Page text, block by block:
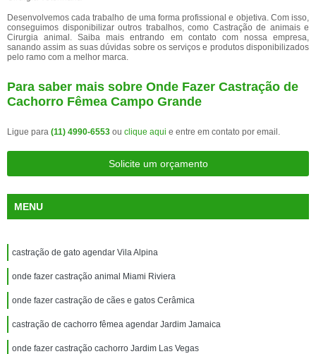
Desenvolvemos cada trabalho de uma forma profissional e objetiva. Com isso,
conseguimos disponibilizar outros trabalhos, como Castração de animais e
Cirurgia animal. Saiba mais entrando em contato com nossa empresa,
sanando assim as suas dúvidas sobre os serviços e produtos disponibilizados
pelo ramo com a melhor marca.
Para saber mais sobre Onde Fazer Castração de
Cachorro Fêmea Campo Grande
Ligue para (11) 4990-6553 ou clique aqui e entre em contato por email.
Solicite um orçamento
MENU
castração de gato agendar Vila Alpina
onde fazer castração animal Miami Riviera
onde fazer castração de cães e gatos Cerâmica
castração de cachorro fêmea agendar Jardim Jamaica
onde fazer castração cachorro Jardim Las Vegas